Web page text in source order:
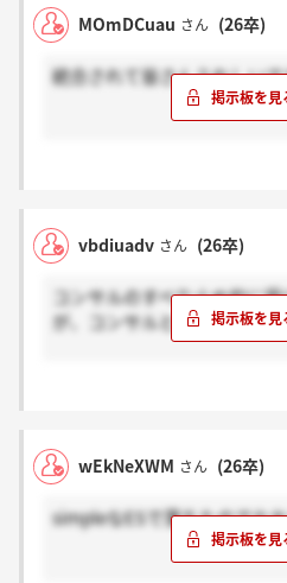
MOmDCuau さん (26卒)
統合されて皆さんうれしい
vbdiuadv さん (26卒)
コンサルのすべり止め的に
が、コンサルと似た仕事に
wEkNeXWM さん (26卒)
simpleなESで落ちたのでな